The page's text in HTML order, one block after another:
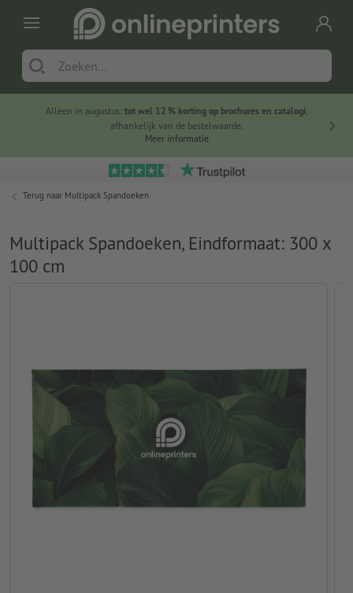
Alleen in augustus: tot wel 12 % korting op brochures en catalogi,
afhankelijk van de bestelwaarde.
Meer informatie
Terug naar Multipack Spandoeken
Multipack Spandoeken, Eindformaat: 300 x
100 cm